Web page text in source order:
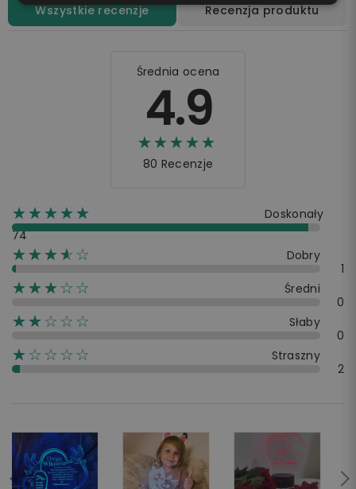
Wszystkie recenzje Recenzja produktu
Średnia ocena
4.9
☆☆☆☆☆
★★★★★
80 Recenzje
☆☆☆☆☆
★★★★★
Doskonały
74
☆☆☆☆☆
★★★★
Dobry
1
☆☆☆☆☆
★★★
Średni
0
☆☆☆☆☆
★★
Słaby
0
☆☆☆☆☆
★
Straszny
2